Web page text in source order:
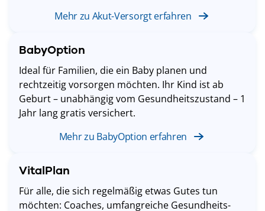
Mehr zu Akut-Versorgt erfahren
Mehr zu BabyOption erfahren
BabyOption
Ideal für Familien, die ein Baby planen und
rechtzeitig vorsorgen möchten. Ihr Kind ist ab
Geburt – unabhängig vom Gesundheitszustand – 1
Jahr lang gratis versichert.
VitalPlan
Für alle, die sich regelmäßig etwas Gutes tun
möchten: Coaches, umfangreiche Gesundheits-